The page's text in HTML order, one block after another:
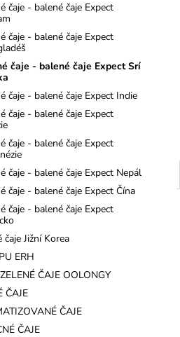
čaje - balené čaje Expect
čaje - balené čaje Expect
čaje - balené čaje Expect Srí
čaje - balené čaje Expect Indie
čaje - balené čaje Expect
čaje - balené čaje Expect
čaje - balené čaje Expect Nepál
čaje - balené čaje Expect Čína
čaje - balené čaje Expect
čaje Jižní Korea
ERH
ČAJE OOLONGY
ČAJE
ČAJE
ČAJE